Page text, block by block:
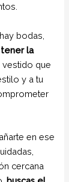
bodas,
tener la
vestido que
y a tu
en ese
cercana